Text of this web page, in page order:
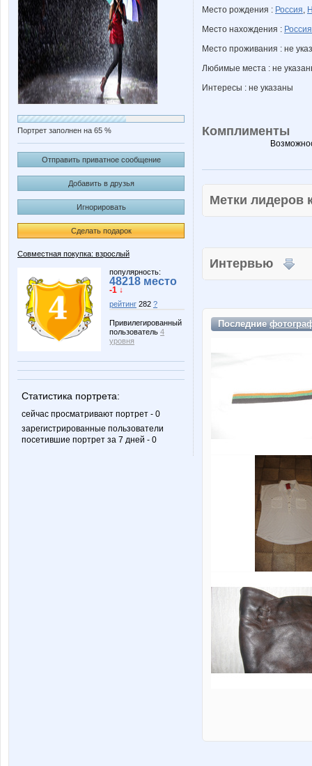
Портрет заполнен на 65 %
Отправить приватное сообщение
Добавить в друзья
Игнорировать
Сделать подарок
Совместная покупка: взрослый
популярность:
48218 место
-1 ↓
рейтинг 282 ?
Привилегированный
пользователь 4
уровня
Статистика портрета:
сейчас просматривают портрет - 0
зарегистрированные пользователи
посетившие портрет за 7 дней - 0
Место рождения : Россия,
Место нахождения : Россия
Место проживания : не
Любимые места : не
Интересы : не указаны
Комплименты
Метки
Интервью
Последние